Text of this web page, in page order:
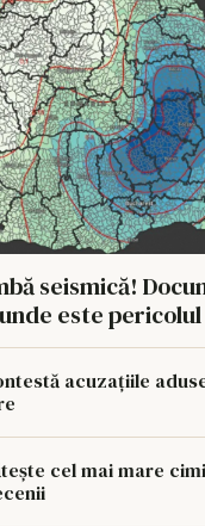
seismică!
este
acuzațiile
cel mai mare